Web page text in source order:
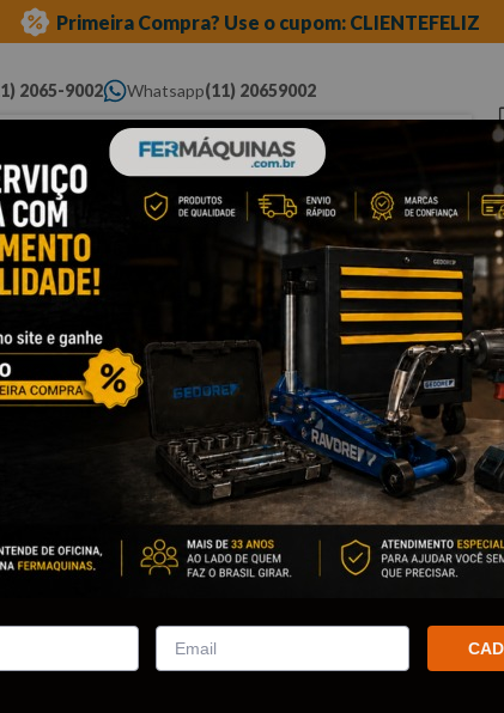
Primeira Compra? Use o cupom: CLIENTEFELIZ
2065-9002 Whatsapp(11) 20659002
procura...
Ferramentas
Ferramentas
Automotivas Especiais
volkswagen